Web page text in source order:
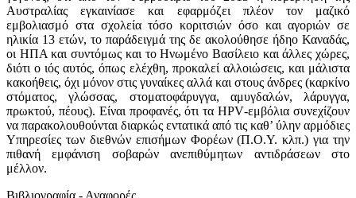
Αυστραλίας εγκαινίασε και εφαρμόζει πλέον τον μαζικό
εμβολιασμό στα σχολεία τόσο κοριτσιών όσο και αγοριών σε
ηλικία 13 ετών, το παράδειγμά της δε ακολούθησε ήδηο Καναδάς,
οι ΗΠΑ και συντόμως και το Ηνωμένο Βασίλειο και άλλες χώρες,
διότι ο ιός αυτός, όπως ελέχθη, προκαλεί αλλοιώσεις, και μάλιστα
κακοήθεις, όχι μόνον στις γυναίκες αλλά και στους άνδρες (καρκίνο
στόματος, γλώσσας, στοματοφάρυγγα, αμυγδαλών, λάρυγγα,
πρωκτού, πέους). Είναι προφανές, ότι ταHPV-εμβόλια συνεχίζουν
να παρακολουθούνται διαρκώς εντατικά από τις καθ’ ύλην αρμόδιες
Υπηρεσίες των διεθνών επισήμων Φορέων (Π.Ο.Υ. κλπ.) για την
πιθανή εμφάνιση σοβαρών ανεπιθύμητων αντιδράσεων στο
μέλλον.
Βιβλιογραφία - Αναφορές